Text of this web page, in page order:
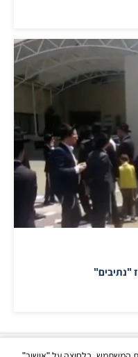
"נתיבים"